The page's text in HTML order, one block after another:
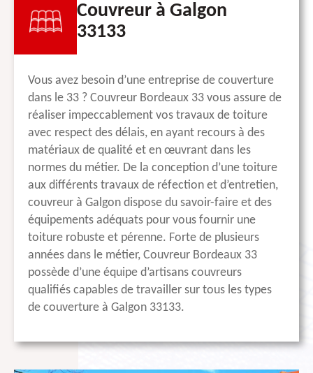
Couvreur à Galgon
33133
Vous avez besoin d’une entreprise de couverture
dans le 33 ? Couvreur Bordeaux 33 vous assure de
réaliser impeccablement vos travaux de toiture
avec respect des délais, en ayant recours à des
matériaux de qualité et en œuvrant dans les
normes du métier. De la conception d’une toiture
aux différents travaux de réfection et d’entretien,
couvreur à Galgon dispose du savoir-faire et des
équipements adéquats pour vous fournir une
toiture robuste et pérenne. Forte de plusieurs
années dans le métier, Couvreur Bordeaux 33
possède d’une équipe d’artisans couvreurs
qualifiés capables de travailler sur tous les types
de couverture à Galgon 33133.